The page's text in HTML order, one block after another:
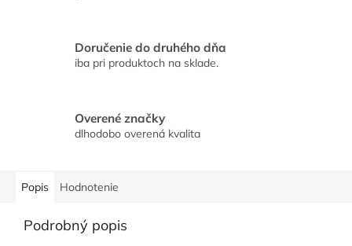
Doručenie do druhého dňa
iba pri produktoch na sklade.
Overené značky
dlhodobo overená kvalita
Popis Hodnotenie
Podrobný popis